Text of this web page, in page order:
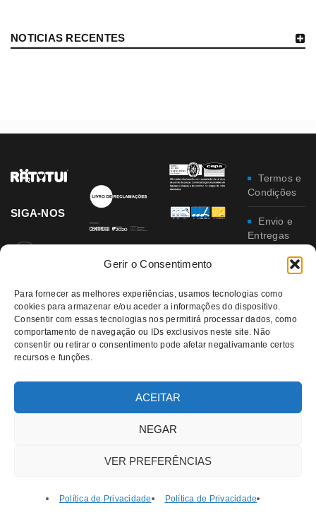
Gerir o Consentimento
Para fornecer as melhores experiências, usamos tecnologias como
cookies para armazenar e/ou aceder a informações do dispositivo.
Consentir com essas tecnologias nos permitirá processar dados, como
comportamento de navegação ou IDs exclusivos neste site. Não
consentir ou retirar o consentimento pode afetar negativamante certos
recursos e funções.
ACEITAR
NEGAR
VER PREFERÊNCIAS
Política de Privacidade Política de Privacidade
NOTICIAS RECENTES
SIGA-NOS
Termos e
Condições
Envio e
Entregas
Trocas e
Política
de
Privacidade
© 2021 RATATUI | All Rights Reserved – Direitos Reservados |